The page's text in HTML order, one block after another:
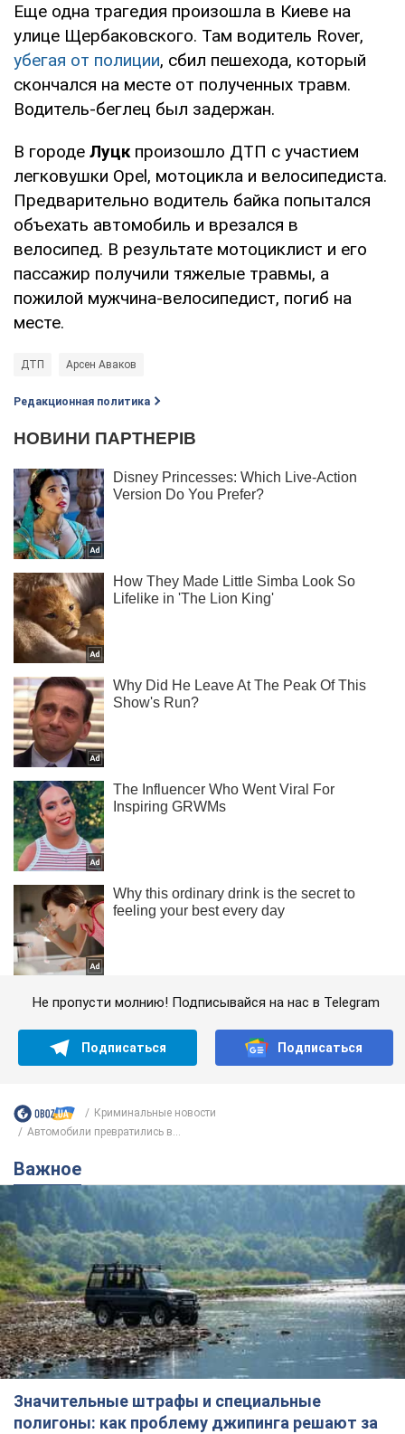
Еще одна трагедия произошла в Киеве на
улице Щербаковского. Там водитель Rover,
убегая от полиции, сбил пешехода, который
скончался на месте от полученных травм.
Водитель-беглец был задержан.
В городе Луцкпроизошло ДТП с участием
легковушки Opel, мотоцикла и велосипедиста.
Предварительно водитель байка попытался
объехать автомобиль и врезался в
велосипед. В результате мотоциклист и его
пассажир получили тяжелые травмы, а
пожилой мужчина-велосипедист, погиб на
месте.
ДТП Арсен Аваков
Редакционная политика
Не пропусти молнию! Подписывайся на нас в Telegram
Подписаться Подписаться
Криминальные новости
Автомобили превратились в...
Важное
Значительные штрафы и специальные
полигоны: как проблему джипинга решают за